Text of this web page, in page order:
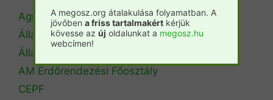
Agrárminisztérium
Állásbörze
Álláshirdetés
AM Erdőrendezési Főosztály
CEPF
A megosz.org átalakulása folyamatban. A
jövőben a friss tartalmakért kérjük
kövesse az új oldalunkat a megosz.hu
webcímen!